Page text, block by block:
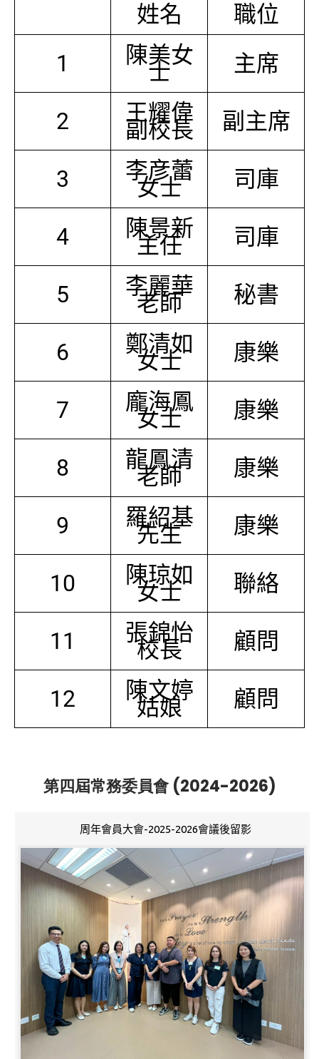
姓名
職位
1
陳美女
士 主席
2 王耀偉
副校長 副主席
3 李彦蕾
女士 司庫
4 陳景新
主任 司庫
5 李麗華
老師 秘書
6 鄭清如
女士 康樂
7 龐海鳳
女士 康樂
8 龍鳳清
老師 康樂
9 羅紹基
先生 康樂
10 陳琼如
女士 聯絡
11 張錦怡
校長 顧問
12 陳文婷
姑娘 顧問
第四屆常務委員會 (2024-2026)
周年會員大會-2025-2026會議後留影